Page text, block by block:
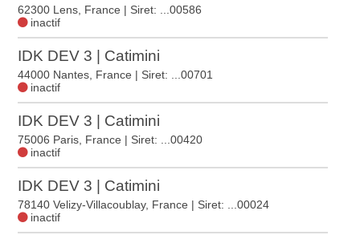
62300 Lens, France | Siret: ...00586
inactif
IDK DEV 3 | Catimini
44000 Nantes, France | Siret: ...00701
inactif
IDK DEV 3 | Catimini
75006 Paris, France | Siret: ...00420
inactif
IDK DEV 3 | Catimini
78140 Velizy-Villacoublay, France | Siret: ...00024
inactif